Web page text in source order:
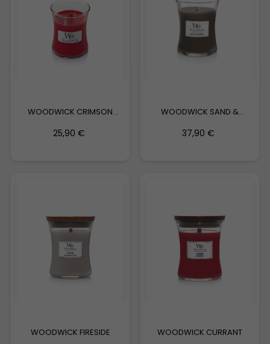
WOODWICK CRIMSON
25,90 €
WOODWICK SAND &
37,90 €
WOODWICK FIRESIDE WOODWICK CURRANT